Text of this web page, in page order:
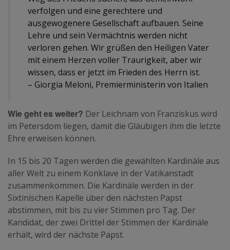
verfolgen und eine gerechtere und
ausgewogenere Gesellschaft aufbauen. Seine
Lehre und sein Vermächtnis werden nicht
verloren gehen. Wir grüßen den Heiligen Vater
mit einem Herzen voller Traurigkeit, aber wir
wissen, dass er jetzt im Frieden des Herrn ist.
– Giorgia Meloni, Premierministerin von Italien
Wie geht es weiter? Der Leichnam von Franziskus wird
im Petersdom liegen, damit die Gläubigen ihm die letzte
Ehre erweisen können.
In 15 bis 20 Tagen werden die gewählten Kardinäle aus
aller Welt zu einem Konklave in der Vatikanstadt
zusammenkommen. Die Kardinäle werden in der
Sixtinischen Kapelle über den nächsten Papst
abstimmen, mit bis zu vier Stimmen pro Tag. Der
Kandidat, der zwei Drittel der Stimmen der Kardinäle
erhält, wird der nächste Papst.